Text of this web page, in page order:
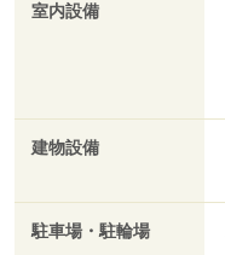
室内設備
建物設備
駐車場・駐輪場